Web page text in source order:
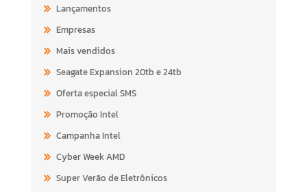
Lançamentos
Empresas
Mais vendidos
Seagate Expansion 20tb e 24tb
Oferta especial SMS
Promoção Intel
Campanha Intel
Cyber Week AMD
Super Verão de Eletrônicos